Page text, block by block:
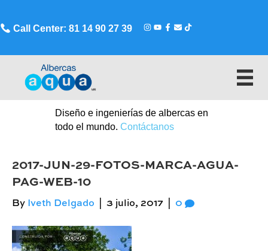
Call Center: 81 14 90 27 39
Diseño e ingenierías de albercas en
todo el mundo. Contáctanos
2017-JUN-29-FOTOS-MARCA-AGUA-
PAG-WEB-10
By Iveth Delgado 3 julio, 2017 0